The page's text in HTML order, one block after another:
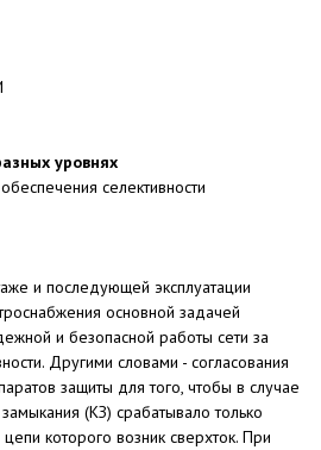
уровнях
селективности
и последующей эксплуатации
основной задачей
и безопасной работы сети за
Другими словами - согласования
защиты для того, чтобы в случае
(КЗ) срабатывало только
которого возник сверхток. При